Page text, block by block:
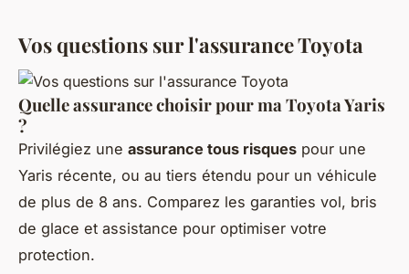
Vos questions sur l'assurance Toyota
Quelle assurance choisir pour ma Toyota Yaris
?
Privilégiez une assurance tous risques pour une
Yaris récente, ou au tiers étendu pour un véhicule
de plus de 8 ans. Comparez les garanties vol, bris
de glace et assistance pour optimiser votre
protection.